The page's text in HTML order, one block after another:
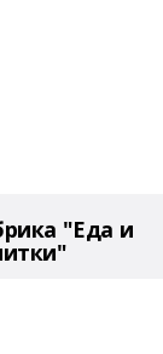
"Еда и